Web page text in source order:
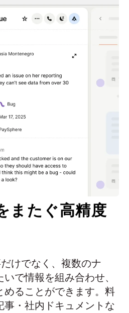
またぐ高精度
けでなく、複数のナ
で情報を組み合わせ、
めることができます。料
事・社内ドキュメントな